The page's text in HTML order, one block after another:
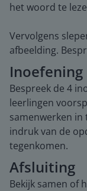
het woord te
Vervolgens
afbeelding.
Inoefening
Bespreek de 4
leerlingen
samenwerken in
indruk van de
tegenkomen.
Afsluiting
Bekijk samen of